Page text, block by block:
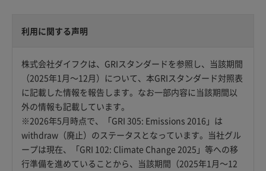
利用に関する声明
株式会社ダイフクは、GRIスタンダードを参照し、当該期間
（2025年1月～12月）について、本GRIスタンダード対照表
に記載した情報を報告します。なお一部内容に当該期間以
外の情報も記載しています。
※2026年5月時点で、「GRI 305: Emissions 2016」は
withdraw（廃止）のステータスとなっています。当社グル
ープは現在、「GRI 102: Climate Change 2025」等への移
行準備を進めていることから、当該期間（2025年1月～12